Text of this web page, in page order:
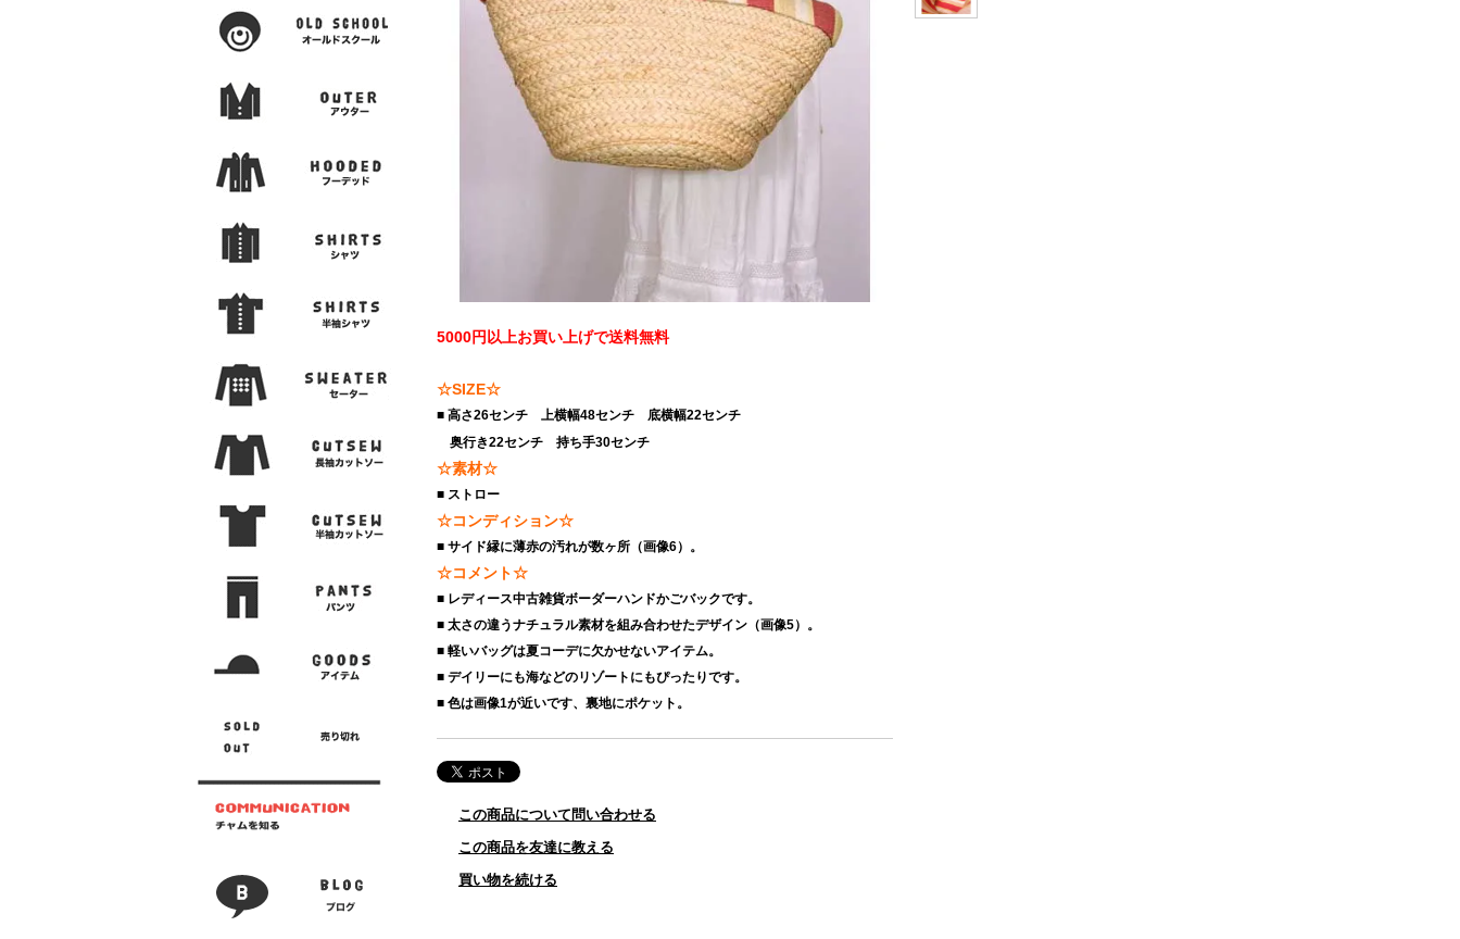
5000円以上お買い上げで送料無料
☆SIZE☆
■ 高さ26センチ 上横幅48センチ 底横幅22センチ
奥行き22センチ 持ち手30センチ
☆素材☆
■ ストロー
☆コンディション☆
■ サイド縁に薄赤の汚れが数ヶ所（画像6）。
☆コメント☆
■ レディース中古雑貨ボーダーハンドかごバックです。
■ 太さの違うナチュラル素材を組み合わせたデザイン（画像5）。
■ 軽いバッグは夏コーデに欠かせないアイテム。
■ デイリーにも海などのリゾートにもぴったりです。
■ 色は画像1が近いです、裏地にポケット。
この商品について問い合わせる
この商品を友達に教える
買い物を続ける